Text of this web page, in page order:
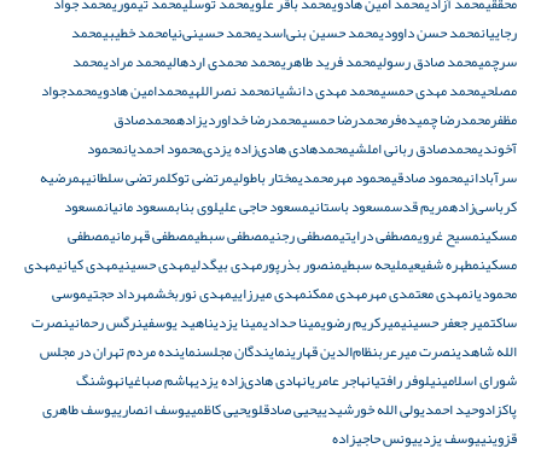
رجاییانمحمد حسن داوودیمحمد حسین بنی‌اسدیمحمد حسینی‌نیامحمد خطیبیمحمد
سرچمیمحمد صادق رسولیمحمد فرید طاهریمحمد محمدی اردهالیمحمد مرادیمحمد
مصلحیمحمد مهدی حمسیمحمد مهدی دانشیانمحمد نصراللهیمحمدامین هادویمحمدجواد
مظفرمحمدرضا چمیده‌فرمحمدرضا حمسیمحمدرضا خداوردیزادهمحمدصادق
آخوندیمحمدصادق ربانی املشیمحمدهادى هادی‌زاده يزدىمحمود احمدیانمحمود
سرآبادانیمحمود صادقیمحمود مهرمحمدیمختار باطولیمرتضی توکلمرتضی سلطانیهمرضیه
کرباسی‌زادهمریم قدسمسعود باستانیمسعود حاجی علیلوی بنابمسعود مانیانمسعود
مسکینمسیح غرویمصطفی درایتیمصطفی رجنیمصطفی سبطیمصطفی قهرمانیمصطفی
مسکینمطهره شفیعیملیحه سبطیمنصور بذرپورمهدی بیگدلیمهدی حسینیمهدی کیانیمهدی
محمودیانمهدی معتمدی مهرمهدی ممکنمهدی میرزاییمهدی نوربخشمهرداد حجتیموسی
ساکتمیر جعفر حسینیمیرکریم رضویمینا حدادیمینا یزدیناهید یوسفینرگس رحمانینصرت
الله شاهدینصرت میرعربنظام‌الدین قهارینمایندگان مجلسنماینده مردم تهران در مجلس
شورای اسلامینیلوفر رافتیانهاجر عامریانهادی هادی‌زاده یزدیهاشم صباغیانهوشنگ
پاکزادوحید احمدیولی الله خورشیدییحیی صادقلویحیی کاظمییوسف انصارییوسف طاهری
قزوینییوسف یزدییونس حاجیزاده